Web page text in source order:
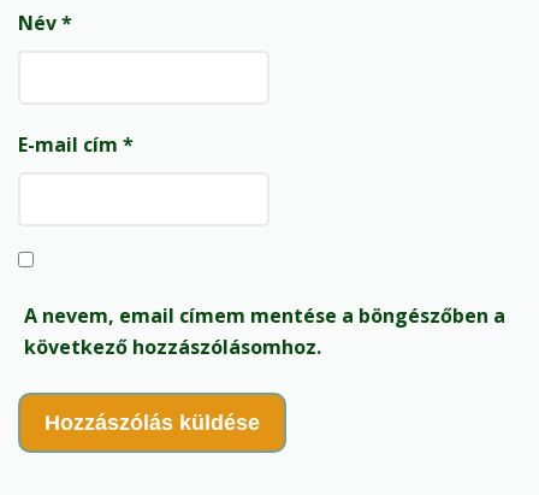
Név*
E-mail cím *
A nevem, email címem mentése a böngészőben a
következő hozzászólásomhoz.